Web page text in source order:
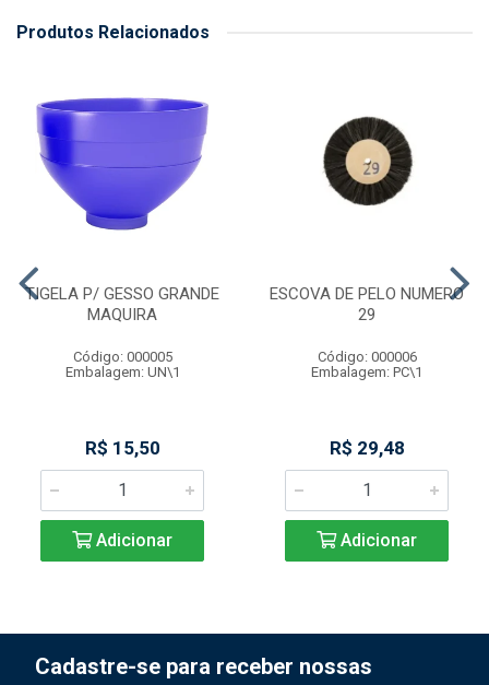
Produtos Relacionados
TIGELA P/ GESSO GRANDE
MAQUIRA
Código: 000005
Embalagem: UN\1
R$ 15,50
Adicionar
ESCOVA DE PELO NUMERO
29
Código: 000006
Embalagem: PC\1
R$ 29,48
Adicionar
Cadastre-se para receber nossas